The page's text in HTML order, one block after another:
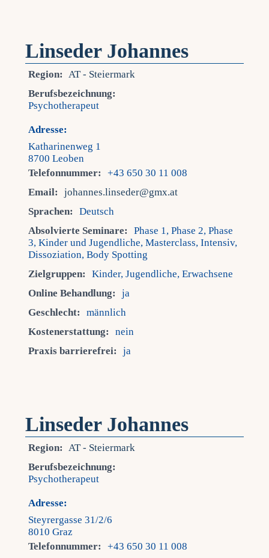
Linseder Johannes
Region: AT - Steiermark
Berufsbezeichnung:
Psychotherapeut
Adresse:
Katharinenweg 1
8700 Leoben
Telefonnummer:
+43 650 30 11 008
Email:
johannes.linseder@gmx.at
Sprachen:
Deutsch
Absolvierte Seminare:
Phase 1, Phase 2, Phase
3, Kinder und Jugendliche, Masterclass, Intensiv,
Dissoziation, Body Spotting
Zielgruppen:
Kinder, Jugendliche, Erwachsene
Online Behandlung:
ja
Geschlecht:
männlich
Kostenerstattung:
nein
Praxis barrierefrei:
ja
Linseder Johannes
Region: AT - Steiermark
Berufsbezeichnung:
Psychotherapeut
Adresse:
Steyrergasse 31/2/6
8010 Graz
Telefonnummer:
+43 650 30 11 008